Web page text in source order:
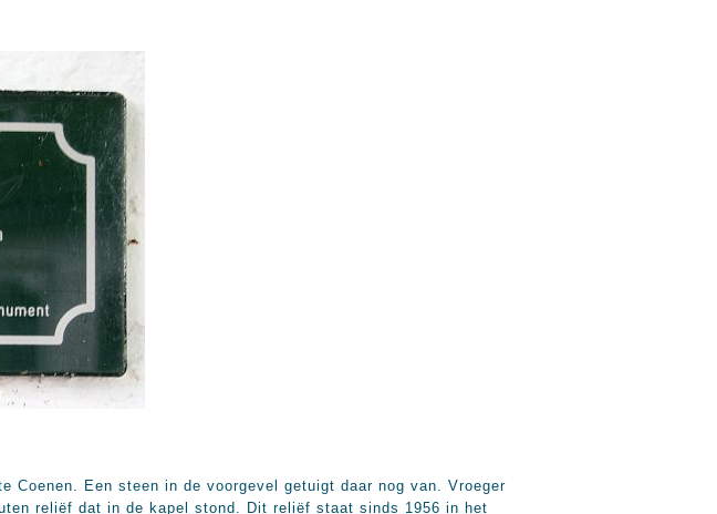
Coenen. Een steen in de voorgevel getuigt daar nog van. Vroeger
reliëf dat in de kapel stond. Dit reliëf staat sinds 1956 in het